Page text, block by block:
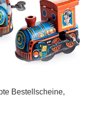
Bestellscheine,